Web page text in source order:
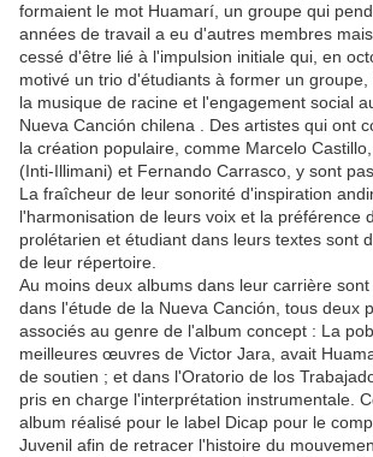
formaient le mot Huamarí, un groupe qui
années de travail a eu d'autres membres
cessé d'être lié à l'impulsion initiale qui, en
motivé un trio d'étudiants à former un
la musique de racine et l'engagement social
Nueva Canción chilena . Des artistes qui ont
la création populaire, comme Marcelo
(Inti-Illimani) et Fernando Carrasco, y sont
La fraîcheur de leur sonorité d'inspiration
l'harmonisation de leurs voix et la préférence
prolétarien et étudiant dans leurs textes sont
de leur répertoire.
Au moins deux albums dans leur carrière
dans l'étude de la Nueva Canción, tous deux
associés au genre de l'album concept : La
meilleures œuvres de Victor Jara, avait
de soutien ; et dans l'Oratorio de los
pris en charge l'interprétation instrumentale.
album réalisé pour le label Dicap pour le
Juvenil afin de retracer l'histoire du